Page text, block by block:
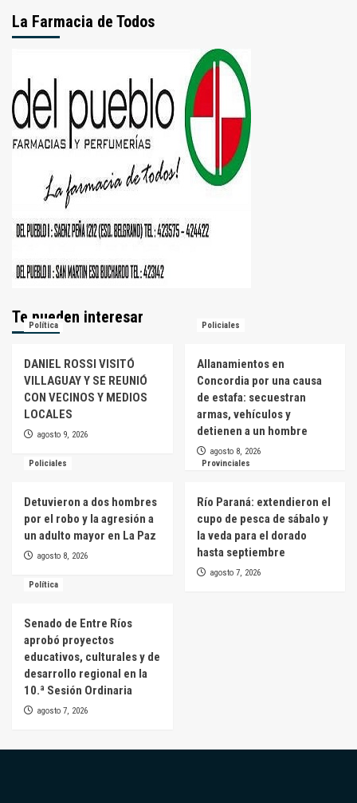
La Farmacia de Todos
Te pueden interesar
Política
DANIEL ROSSI VISITÓ
VILLAGUAY Y SE REUNIÓ
CON VECINOS Y MEDIOS
LOCALES
agosto 9, 2026
Policiales
Allanamientos en
Concordia por una causa
de estafa: secuestran
armas, vehículos y
detienen a un hombre
agosto 8, 2026
Policiales
Detuvieron a dos hombres
por el robo y la agresión a
un adulto mayor en La Paz
agosto 8, 2026
Provinciales
Río Paraná: extendieron el
cupo de pesca de sábalo y
la veda para el dorado
hasta septiembre
agosto 7, 2026
Política
Senado de Entre Ríos
aprobó proyectos
educativos, culturales y de
desarrollo regional en la
10.ª Sesión Ordinaria
agosto 7, 2026